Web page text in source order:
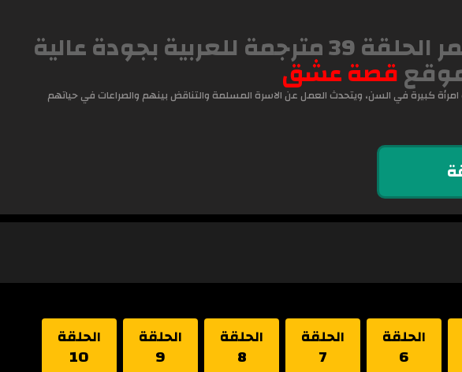
مشاهدة وتحميل المسلسل التركي عمر الحلقة 39 مترجمة للعربية بجودة عالية
قصة عشق
في السن، ويتحدث العمل عن الاسرة المسلمة والتناقض بينهم والصراعات في حياتهم
الحلقة
6
الحلقة
7
الحلقة
8
الحلقة
9
الحلقة
10